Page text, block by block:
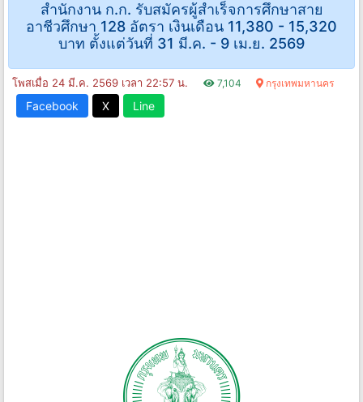
สำนักงาน ก.ก. รับสมัครผู้สําเร็จการศึกษาสาย
อาชีวศึกษา 128 อัตรา เงินเดือน 11,380 - 15,320
บาท ตั้งแต่วันที่ 31 มี.ค. - 9 เม.ย. 2569
โพสเมื่อ 24 มี.ค. 2569 เวลา 22:57 น. 7,104 กรุงเทพมหานคร
Facebook X Line